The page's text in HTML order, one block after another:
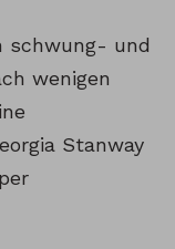
schwung- und
wenigen
Stanway